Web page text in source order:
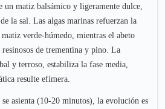
un matiz balsámico y ligeramente dulce,
la sal. Las algas marinas refuerzan la
matiz verde-húmedo, mientras el abeto
resinosos de trementina y pino. La
y terroso, estabiliza la fase media,
resulte efímera.
asienta (10-20 minutos), la evolución es